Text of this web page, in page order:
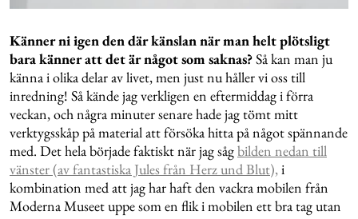
Känner ni igen den där känslan när man helt plötsligt
bara känner att det är något som saknas?Så kan man ju
känna i olika delar av livet, men just nu håller vi oss till
inredning! Så kände jag verkligen en eftermiddag i förra
veckan, och några minuter senare hade jag tömt mitt
verktygsskåp på material att försöka hitta på något spännande
med. Det hela började faktiskt när jag sågbilden nedan till
vänster (av fantastiska Jules från Herz und Blut),i
kombination med att jag har haft den vackra mobilen från
Moderna Museet uppe som en flik i mobilen ett bra tag utan